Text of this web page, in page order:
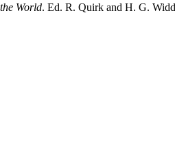
World. Ed. R. Quirk and H. G.